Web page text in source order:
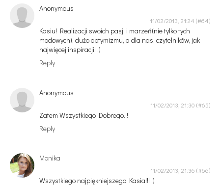
Anonymous
11/02/2013, 21:24
Kasiu! Realizacji swoich pasji i marzeń(nie tylko tych
modowych), dużo optymizmu, a dla nas, czytelników, jak
najwięcej inspiracji! :)
Reply
Anonymous
11/02/2013, 21:30
Zatem Wszystkiego Dobrego. !
Reply
Monika
11/02/2013, 21:36
Wszystkiego najpiękniejszego Kasia!!! :)